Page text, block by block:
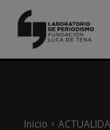
Inicio